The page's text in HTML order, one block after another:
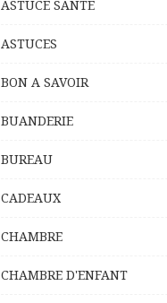
ASTUCE SANTE
ASTUCES
BON A SAVOIR
BUANDERIE
BUREAU
CADEAUX
CHAMBRE
CHAMBRE D'ENFANT